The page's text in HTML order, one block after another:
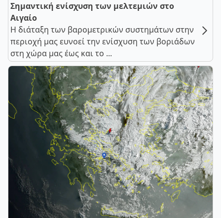
Σημαντική ενίσχυση των μελτεμιών στο
Αιγαίο
Η διάταξη των βαρομετρικών συστημάτων στην
περιοχή μας ευνοεί την ενίσχυση των βοριάδων
στη χώρα μας έως και το ...